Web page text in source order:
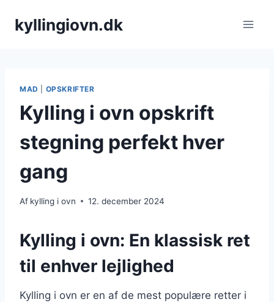
kyllingiovn.dk
MAD OPSKRIFTER
Kylling i ovn opskrift
stegning perfekt hver
gang
Af kylling i ovn 12. december 2024
Kylling i ovn: En klassisk ret
til enhver lejlighed
Kylling i ovn er en af de mest populære retter i